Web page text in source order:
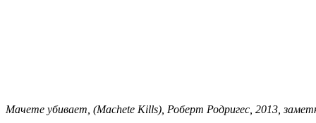
Мачете убивает, (Machete Kills), Роберт Родригес, 2013,